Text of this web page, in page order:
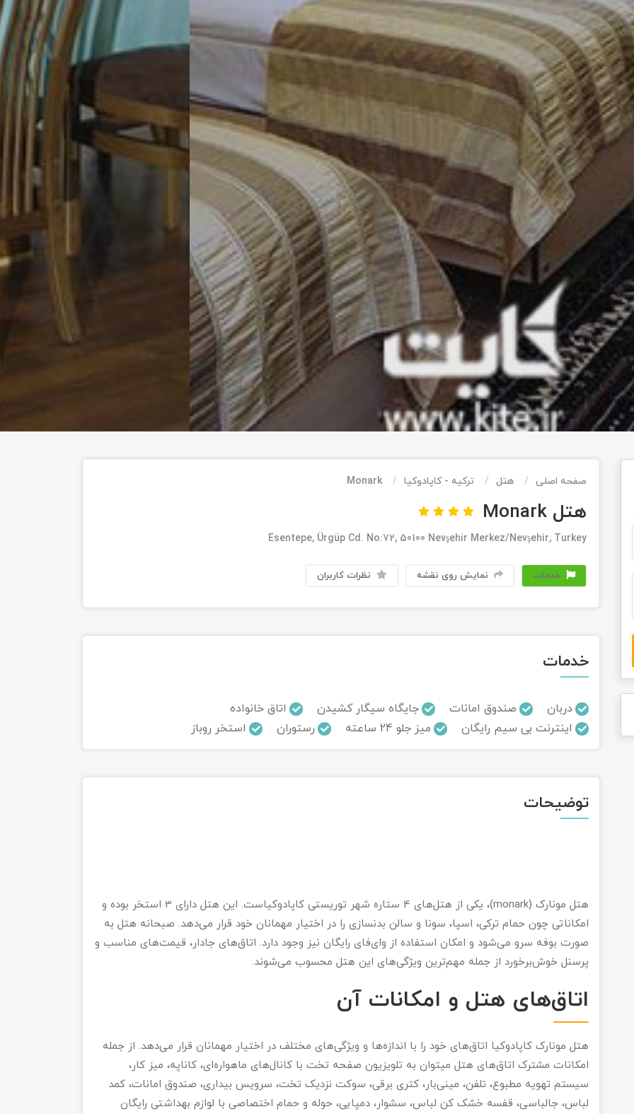
صفحه اصلی هتل ترکیه - کاپادوکیا Monark
هتل Monark
Esentepe, Ürgüp Cd. No:72, 50100 Nevşehir Merkez/Nevşehir, Turkey
خدمات نمایش روی نقشه نظرات کاربران
خدمات
دربان صندوق امانات جایگاه سیگار کشیدن
اتاق خانواده
اینترنت بی سیم رایگان
میز جلو 24 ساعته رستوران استخر روباز
توضیحات
هتل مونارک (monark)، یکی از هتل‌های 4 ستاره شهر توریستی کاپادوکیاست. این هتل دارای 3 استخر بوده و
امکاناتی چون حمام ترکی، اسپا، سونا و سالن بدنسازی را در اختیار مهمانان خود قرار می‌دهد. صبحانه هتل به
صورت بوفه سرو می‌شود و امکان استفاده از وای‌فای رایگان نیز وجود دارد. اتاق‌های جادار، قیمت‌های مناسب و
پرسنل خوش‌برخورد از جمله مهم‌ترین ویژگی‌های این هتل محسوب می‌شوند.
اتاق‌های هتل و امکانات آن
هتل مونارک کاپادوکیا اتاق‌های خود را با اندازه‌ها و ویژگی‌های مختلف در اختیار مهمانان قرار می‎‌دهد. از جمله
امکانات مشترک اتاق‌های هتل می‎توان به تلویزیون صفحه تخت با کانال‌های ماهواره‌ای، کاناپه، میز کار،
سیستم تهویه مطبوع، تلفن، مینی‌بار، کتری برقی، سوکت نزدیک تخت، سرویس بیداری، صندوق امانات، کمد
لباس، جالباسی، قفسه خشک کن لباس، سشوار، دمپایی، حوله و حمام اختصاصی­­ با لوازم بهداشتی رایگان